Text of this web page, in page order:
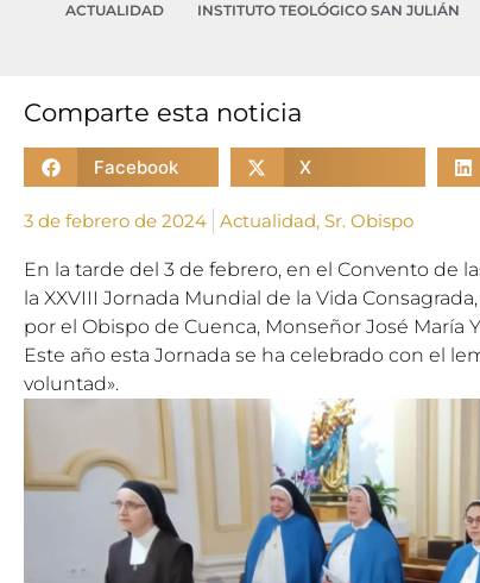
ACTUALIDAD INSTITUTO TEOLÓGICO SAN JULIÁN
Comparte esta noticia
Facebook X
3 de febrero de 2024 Actualidad, Sr. Obispo
En la tarde del 3 de febrero, en el Convento de
la XXVIII Jornada Mundial de la Vida
por el Obispo de Cuenca, Monseñor José María
Este año esta Jornada se ha celebrado con el
voluntad».